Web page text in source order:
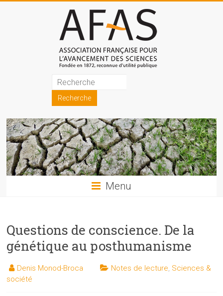
Association
française
pour
l'avancement
des
sciences
les
sciences
et
les
techniques
Menu
Questions de conscience. De la
génétique au posthumanisme
Denis Monod-Broca Notes de lecture Sciences &
société